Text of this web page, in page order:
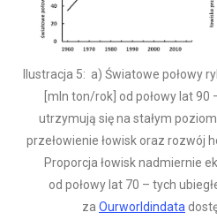
Ilustracja 5: a) Światowe połowy
[mln ton/rok] od połowy lat 90
utrzymują się na stałym
przełowienie łowisk oraz rozwój
Proporcja łowisk nadmiernie
od połowy lat 70 – tych
za Ourworldindata